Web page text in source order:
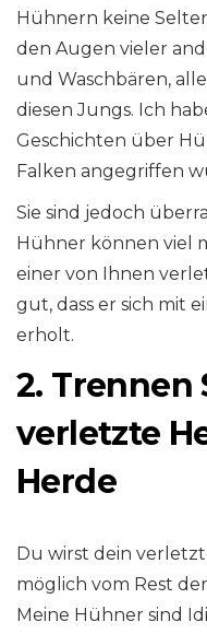
Hühnern keine
den Augen vieler
und Waschbären,
diesen Jungs. Ich
Geschichten über
Falken angegriffen
Sie sind jedoch
Hühner können viel
einer von Ihnen
gut, dass er sich mit
erholt.
2. Trennen
verletzte
Herde
Du wirst dein
möglich vom Rest
Meine Hühner sind